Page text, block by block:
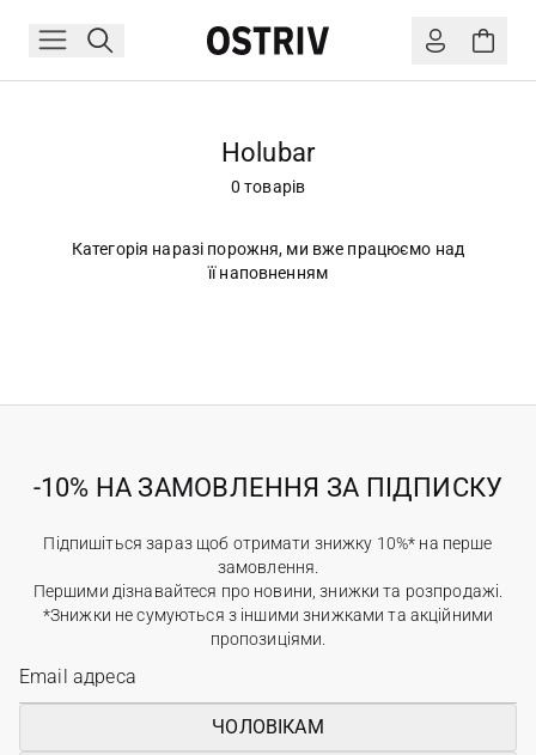
Holubar
0 товарів
Категорія наразі порожня, ми вже працюємо над
її наповненням
-10% НА ЗАМОВЛЕННЯ ЗА ПІДПИСКУ
Підпишіться зараз щоб отримати знижку 10%* на перше
замовлення.
Першими дізнавайтеся про новини, знижки та розпродажі.
*Знижки не сумуються з іншими знижками та акційними
пропозиціями.
ЧОЛОВІКАМ